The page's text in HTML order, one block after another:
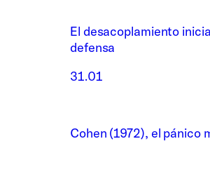
El desacoplamiento
defensa
31.01
Cohen (1972), el pánico